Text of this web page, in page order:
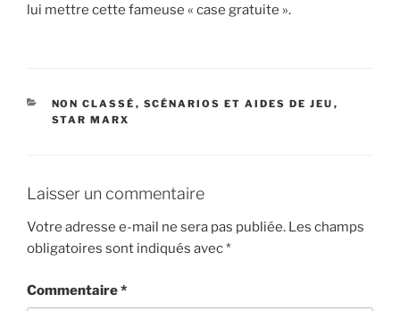
lui mettre cette fameuse « case gratuite ».
CATÉGORIES
NON CLASSÉ , SCÉNARIOS ET AIDES DE JEU ,
STAR MARX
Laisser un commentaire
Votre adresse e-mail ne sera pas publiée. Les champs
obligatoires sont indiqués avec*
Commentaire*